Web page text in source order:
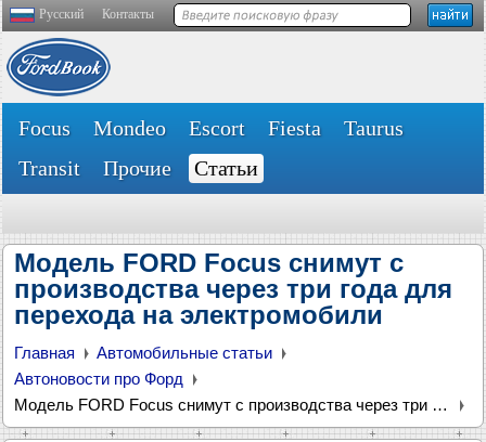
Русский Контакты
Focus Mondeo Escort Fiesta
Taurus
Transit
Прочие Статьи
Модель FORD Focus снимут с
производства через три года для
перехода на электромобили
Главная
Автомобильные статьи
Автоновости про Форд
Модель FORD Focus снимут с производства через три года для перехода на электромобили